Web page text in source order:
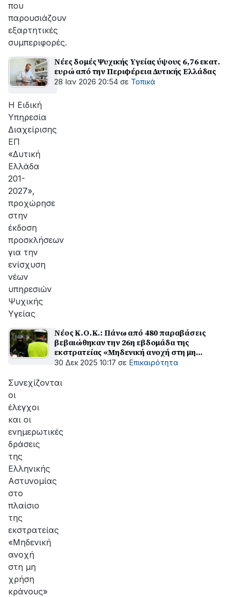
που
παρουσιάζουν
εξαρτητικές
συμπεριφορές.
Νέες δομές Ψυχικής Υγείας ύψους 6,76 εκατ.
ευρώ από την Περιφέρεια Δυτικής Ελλάδας
28 Ιαν 2026 20:54 σε Τοπικά
Η Ειδική
Υπηρεσία
Διαχείρισης
ΕΠ
«Δυτική
Ελλάδα
201-
2027»,
προχώρησε
στην
έκδοση
προσκλήσεων
για την
ενίσχυση
νέων
υπηρεσιών
Ψυχικής
Υγείας
Νέος Κ.Ο.Κ.: Πάνω από 480 παραβάσεις
βεβαιώθηκαν την 26η εβδομάδα της
εκστρατείας «Μηδενική ανοχή στη μη
χρήση κράνους»
30 Δεκ 2025 10:17 σε Επικαιρότητα
Συνεχίζονται
οι
έλεγχοι
και οι
ενημερωτικές
δράσεις
της
Ελληνικής
Αστυνομίας
στο
πλαίσιο
της
εκστρατείας
«Μηδενική
ανοχή
στη μη
χρήση
κράνους»